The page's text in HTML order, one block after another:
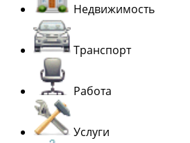
Недвижимость
Транспорт
Работа
Услуги